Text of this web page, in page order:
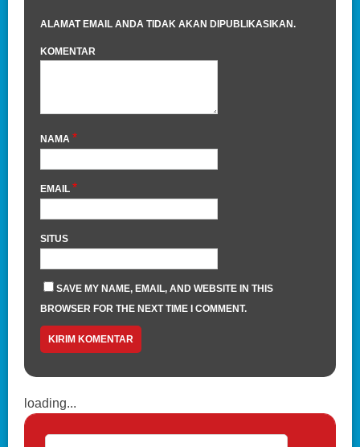
ALAMAT EMAIL ANDA TIDAK AKAN DIPUBLIKASIKAN.
KOMENTAR
NAMA *
EMAIL *
SITUS
SAVE MY NAME, EMAIL, AND WEBSITE IN THIS
BROWSER FOR THE NEXT TIME I COMMENT.
loading...